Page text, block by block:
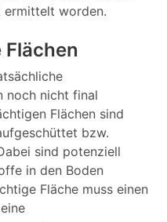
ermittelt worden.
noch nicht final
Flächen sind
bzw.
sind potenziell
in den Boden
Fläche muss einen